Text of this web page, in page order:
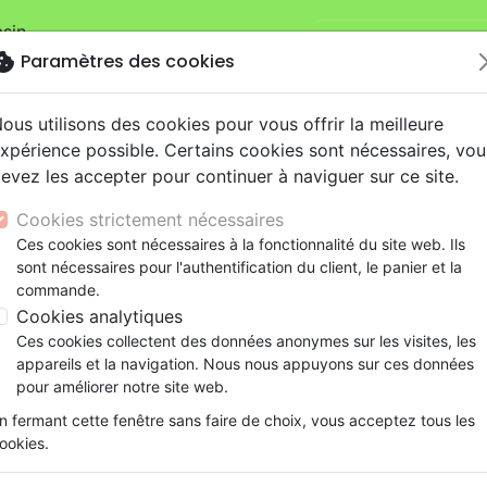
Je veux retirer
sur la boutiqueLa Maison de la
NouveautésBibles
Testaments
Segond
Darby
Livres
Famille, couple
Souffrance, Relation d'aide
Ethique, société, politique
Événements actuels
eBooks
Couple
Souffrance, Relation d'aide
Apologétique
Bibles jeunesse
Latino, Folk
Soul
Louange, Adoration
Pop, Rock
animés
conférences
Documentaires, reportages
Accessoires de Bible
Papeterie
21 compacte (Premium Style) - couverture
Bible Segond 21 compacte
couverture souple, cuir
RéférenceSG12287 EAN9782608122872
Paramètres des cookies
utilisons des cookies pour vous offrir la meilleure
possible. Certains cookies sont nécessaires,
les accepter pour continuer à naviguer sur ce site.
Cookies strictement nécessaires
Ces cookies sont nécessaires à la fonctionnalité du site web. Ils
sont nécessaires pour l'authentification du client, le panier et la
commande.
Cookies analytiques
Ces cookies collectent des données anonymes sur les visites, les
appareils et la navigation. Nous nous appuyons sur ces données
pour améliorer notre site web.
fermant cette fenêtre sans faire de choix, vous acceptez tous les